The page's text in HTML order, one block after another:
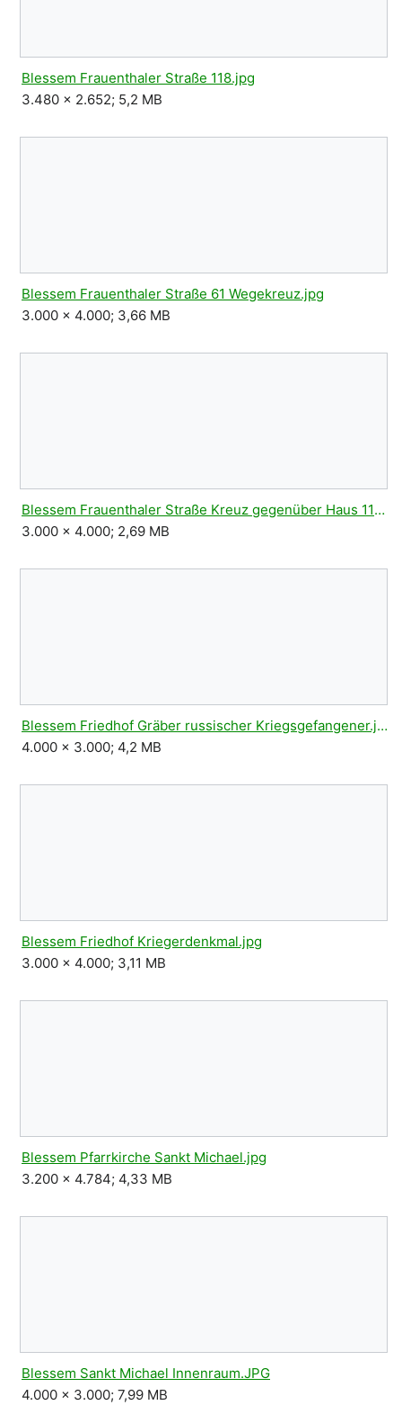
Blessem Frauenthaler Straße 118.jpg
3.480 × 2.652; 5,2 MB
Blessem Frauenthaler Straße 61 Wegekreuz.jpg
3.000 × 4.000; 3,66 MB
Blessem Frauenthaler Straße Kreuz gegenüber Haus 111.jpg
3.000 × 4.000; 2,69 MB
Blessem Friedhof Gräber russischer Kriegsgefangener.jpg
4.000 × 3.000; 4,2 MB
Blessem Friedhof Kriegerdenkmal.jpg
3.000 × 4.000; 3,11 MB
Blessem Pfarrkirche Sankt Michael.jpg
3.200 × 4.784; 4,33 MB
Blessem Sankt Michael Innenraum.JPG
4.000 × 3.000; 7,99 MB